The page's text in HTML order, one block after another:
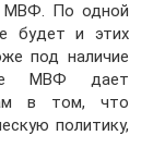
МВФ. По одной
будет и этих
под наличие
МВФ дает
в том, что
политику,